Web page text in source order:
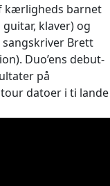
kærligheds barnet
klaver) og
sangskriver Brett
Duo’ens debut-
på
datoer i ti lande